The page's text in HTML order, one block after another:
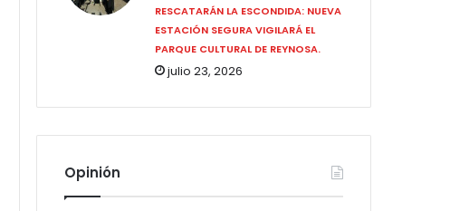
RESCATARÁN LA ESCONDIDA: NUEVA
ESTACIÓN SEGURA VIGILARÁ EL
PARQUE CULTURAL DE REYNOSA.
julio 23, 2026
Opinión